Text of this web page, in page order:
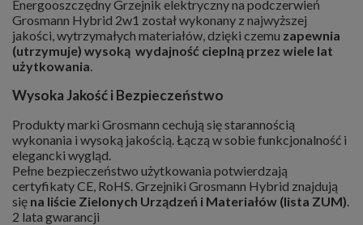
Energooszczędny Grzejnik elektryczny na podczerwień
Grosmann Hybrid 2w1 został wykonany z najwyższej
jakości, wytrzymałych materiałów, dzięki czemu zapewnia
(utrzymuje) wysoką wydajność cieplną przez wiele lat
użytkowania.
Wysoka Jakość i Bezpieczeństwo
Produkty marki Grosmann cechują się starannością
wykonania i wysoką jakością. Łączą w sobie funkcjonalność i
elegancki wygląd.
Pełne bezpieczeństwo użytkowania potwierdzają
certyfikaty CE, RoHS. Grzejniki Grosmann Hybrid znajdują
się na liście Zielonych Urządzeń i Materiałów (lista ZUM).
2 lata gwarancji